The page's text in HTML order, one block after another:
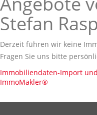
Stefan
Derzeit führen wir keine
Fragen Sie uns bitte
Immobiliendaten-Import
ImmoMakler®